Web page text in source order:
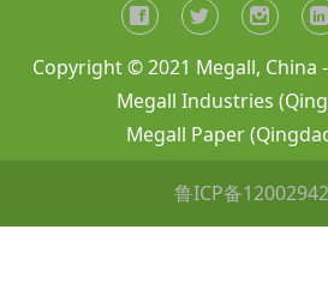
Copyright © 2021 Megall, China
Megall Industries
Megall Paper
鲁ICP备